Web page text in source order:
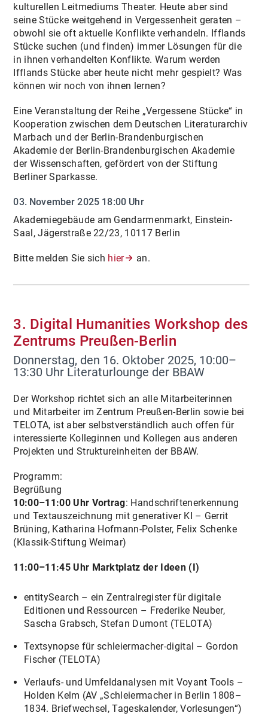
kulturellen Leitmediums Theater. Heute aber sind
seine Stücke weitgehend in Vergessenheit geraten –
obwohl sie oft aktuelle Konflikte verhandeln. Ifflands
Stücke suchen (und finden) immer Lösungen für die
in ihnen verhandelten Konflikte. Warum werden
Ifflands Stücke aber heute nicht mehr gespielt? Was
können wir noch von ihnen lernen?
Eine Veranstaltung der Reihe „Vergessene Stücke“ in
Kooperation zwischen dem Deutschen Literaturarchiv
Marbach und der Berlin-Brandenburgischen
Akademie der Berlin-Brandenburgischen Akademie
der Wissenschaften, gefördert von der Stiftung
Berliner Sparkasse.
03. November 2025 18:00 Uhr
Akademiegebäude am Gendarmenmarkt, Einstein-
Saal, Jägerstraße 22/23, 10117 Berlin
Bitte melden Sie sich hier an.
3. Digital Humanities Workshop des
Zentrums Preußen-Berlin
Donnerstag, den 16. Oktober 2025, 10:00–
13:30 Uhr Literaturlounge der BBAW
Der Workshop richtet sich an alle Mitarbeiterinnen
und Mitarbeiter im Zentrum Preußen-Berlin sowie bei
TELOTA, ist aber selbstverständlich auch offen für
interessierte Kolleginnen und Kollegen aus anderen
Projekten und Struktureinheiten der BBAW.
Programm:
Begrüßung
10:00–11:00 Uhr Vortrag: Handschriftenerkennung
und Textauszeichnung mit generativer KI – Gerrit
Brüning, Katharina Hofmann-Polster, Felix Schenke
(Klassik-Stiftung Weimar)
11:00–11:45 Uhr Marktplatz der Ideen (I)
entitySearch – ein Zentralregister für digitale
Editionen und Ressourcen – Frederike Neuber,
Sascha Grabsch, Stefan Dumont (TELOTA)
Textsynopse für schleiermacher-digital – Gordon
Fischer (TELOTA)
Verlaufs- und Umfeldanalysen mit Voyant Tools –
Holden Kelm (AV „Schleiermacher in Berlin 1808–
1834. Briefwechsel, Tageskalender, Vorlesungen“)